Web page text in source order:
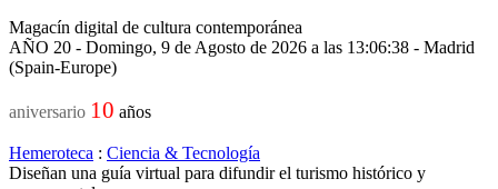
Magacín digital de cultura contemporánea
AÑO 20 - Domingo, 9 de Agosto de 2026 a las 13:06:38 - Madrid
(Spain-Europe)
aniversario 10 años
Hemeroteca : Ciencia & Tecnología
Diseñan una guía virtual para difundir el turismo histórico y